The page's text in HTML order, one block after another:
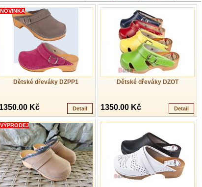
Dětské dřeváky DZPP1
NOVINKA
1350.00 Kč Detail
Dětské dřeváky DZOT
1350.00 Kč Detail
VÝPRODEJ